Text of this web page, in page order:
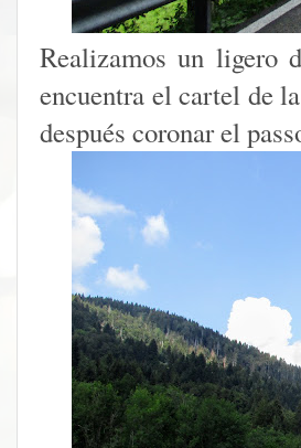
Realizamos un ligero
encuentra el cartel de
después coronar el